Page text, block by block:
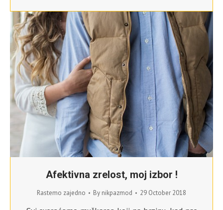
Afektivna zrelost, moj izbor !
Rastemo zajedno By nikpazmod 29 October 2018